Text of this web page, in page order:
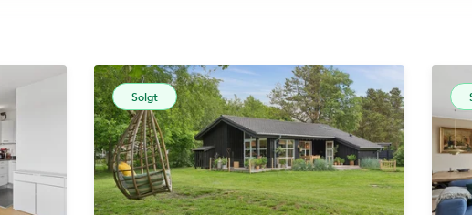
Solgt